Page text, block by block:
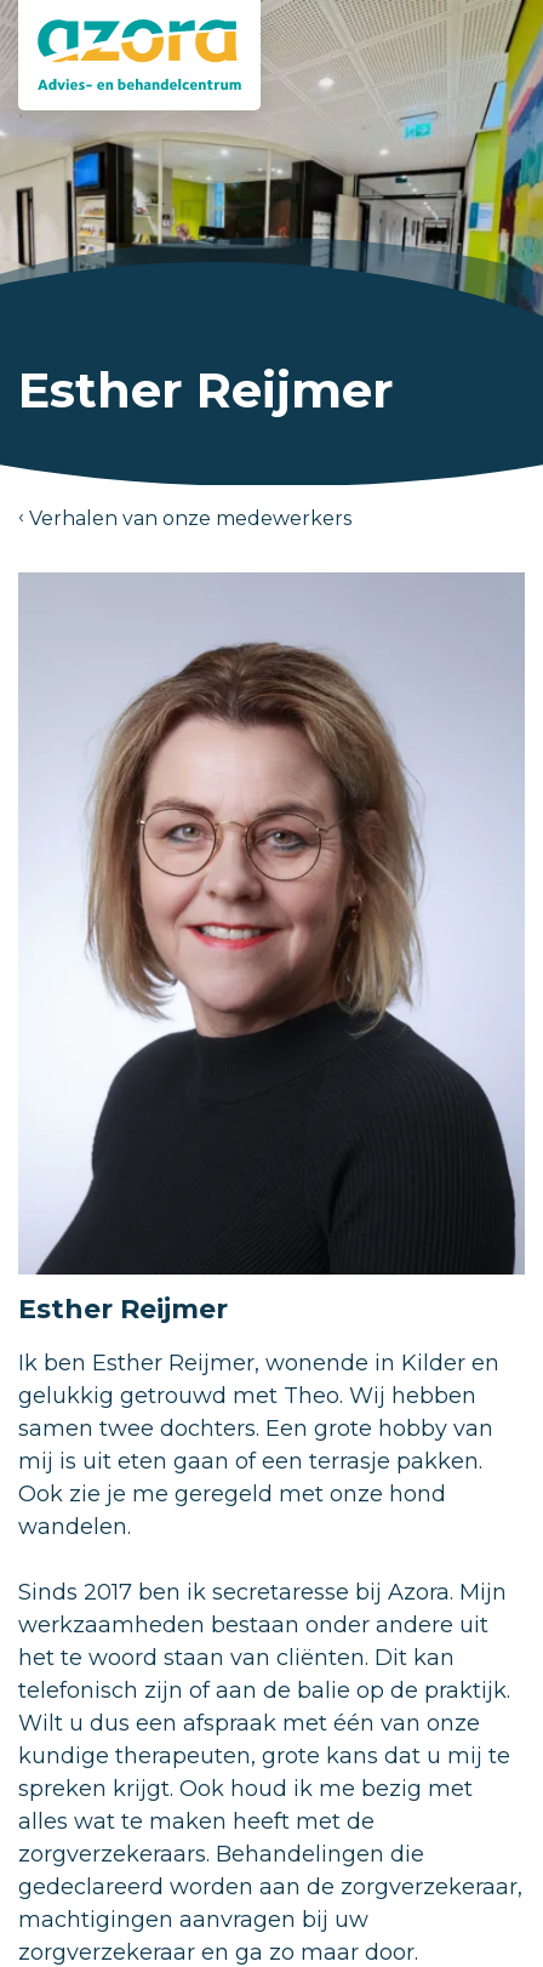
Esther Reijmer
Verhalen van onze medewerkers
Esther Reijmer
Ik ben Esther Reijmer, wonende in Kilder en
gelukkig getrouwd met Theo. Wij hebben
samen twee dochters. Een grote hobby van
mij is uit eten gaan of een terrasje pakken.
Ook zie je me geregeld met onze hond
wandelen.
Sinds 2017 ben ik secretaresse bij Azora. Mijn
werkzaamheden bestaan onder andere uit
het te woord staan van cliënten. Dit kan
telefonisch zijn of aan de balie op de praktijk.
Wilt u dus een afspraak met één van onze
kundige therapeuten, grote kans dat u mij te
spreken krijgt. Ook houd ik me bezig met
alles wat te maken heeft met de
zorgverzekeraars. Behandelingen die
gedeclareerd worden aan de zorgverzekeraar,
machtigingen aanvragen bij uw
zorgverzekeraar en ga zo maar door.